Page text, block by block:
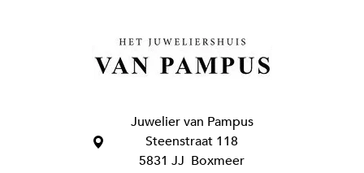
Juwelier van Pampus
Steenstraat 118
5831 JJ Boxmeer